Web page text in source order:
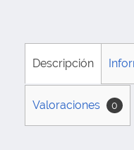
Descripción
Valoraciones 0